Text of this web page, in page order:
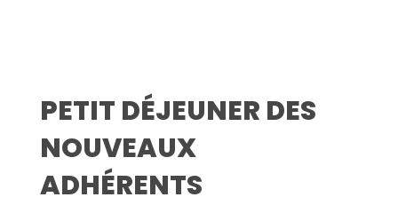
PETIT DÉJEUNER DES
NOUVEAUX
ADHÉRENTS